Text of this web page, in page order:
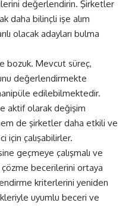
değerlendirin. Şirketler
daha bilinçli işe alım
olacak adayları bulma
bozuk. Mevcut süreç,
değerlendirmekte
edilebilmektedir.
aktif olarak değişim
de şirketler daha etkili ve
için çalışabilirler.
geçmeye çalışmalı ve
becerilerini ortaya
kriterlerini yeniden
uyumlu beceri ve